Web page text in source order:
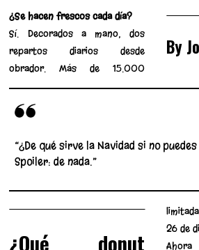
¿Se hacen frescos cada día?
Sí. Decorados a mano, dos
repartos diarios desde
obrador. Más de 15.000
By
“¿De qué sirve la Navidad si no
Spoiler: de nada.”
¿Qué donut
26 de